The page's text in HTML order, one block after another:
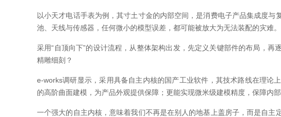
以小天才电话手表为例，其寸土寸金的内部空间，是消费电子产品集成度
池、天线与传感器，任何微小的模型误差，都可能被放大为无法装配的灾难。
采用“自顶向下”的设计流程，从整体架构出发，先定义关键部件的布局，
精雕细刻？
e-works调研显示，采用具备自主内核的国产工业软件，其技术路线在理论
的高阶曲面建模，为产品外观提供保障；更能实现微米级建模精度，保障内
一个强大的自主内核，意味着我们不再是在别人的地基上盖房子，而是自主